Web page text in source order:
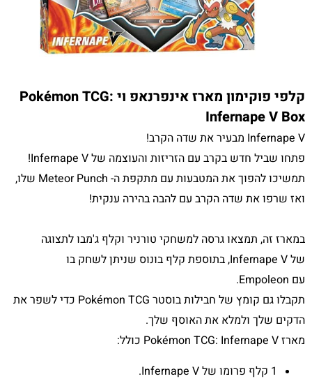
קלפי פוקימון מארז אינפרנאפ וי Pokémon TCG:
Infernape V Box
Infernape V מבעיר את שדה הקרב!
פתחו שביל חדש בקרב עם הזריזות והעוצמה של Infernape V!
תמשיכו להפוך את המטבעות עם מתקפת ה- Meteor Punch שלו,
ואז שרפו את שדה הקרב עם להבה בהירה ענקית!
במארז זה, תמצאו גרסה למשחקי טורניר וקלף ג'מבו לתצוגה
של Infernape V, בתוספת קלף בונוס שניתן לשחק בו
עם Empoleon.
תקבלו גם קומץ של חבילות בוסטר Pokémon TCG כדי לשפר את
הדקים שלך ולמלא את האוסף שלך.
מארז Pokémon TCG: Infernape V כולל:
1 קלף פרומו של Infernape V.